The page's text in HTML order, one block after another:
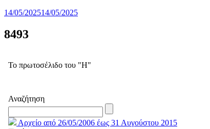
14/05/202514/05/2025
8493
Το πρωτοσέλιδο του "Η"
Αναζήτηση
Αρχείο από 26/05/2006 έως 31 Αυγούστου 2015